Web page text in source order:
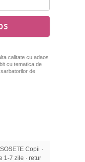
calitate cu adaos
cu tematica de
de
Copii ·
1-7 zile · retur